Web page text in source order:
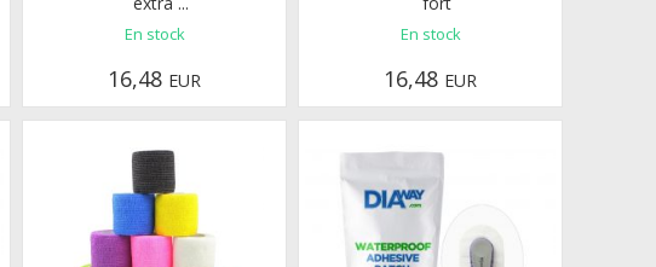
En stock
16,48 EUR
En stock
16,48 EUR